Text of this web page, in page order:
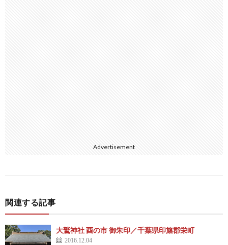
Advertisement
関連する記事
大鷲神社 酉の市 御朱印／千葉県印旛郡栄町
2016.12.04